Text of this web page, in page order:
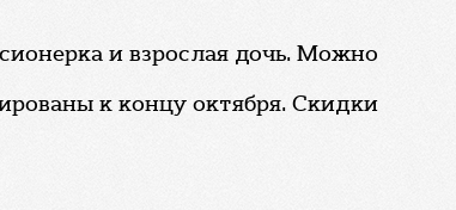
и взрослая дочь. Можно
к концу октября. Скидки